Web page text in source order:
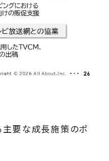
主要な成長施策のポ